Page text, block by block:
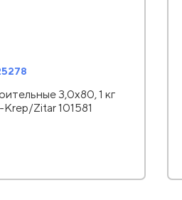
3,0х80, 1 кг
Zitar 101581